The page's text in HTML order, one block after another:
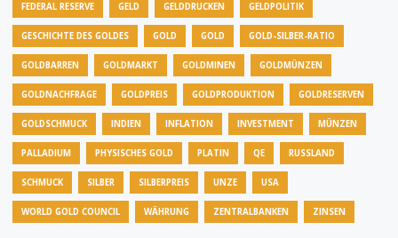
FEDERAL RESERVE GELD GELDDRUCKEN GELDPOLITIK
GESCHICHTE DES GOLDES GOLD GOLD GOLD-SILBER-RATIO
GOLDBARREN GOLDMARKT GOLDMINEN GOLDMÜNZEN
GOLDNACHFRAGE GOLDPREIS GOLDPRODUKTION GOLDRESERVEN
GOLDSCHMUCK INDIEN INFLATION INVESTMENT MÜNZEN
PALLADIUM PHYSISCHES GOLD PLATIN QE RUSSLAND
SCHMUCK SILBER SILBERPREIS UNZE USA
WORLD GOLD COUNCIL WÄHRUNG ZENTRALBANKEN ZINSEN